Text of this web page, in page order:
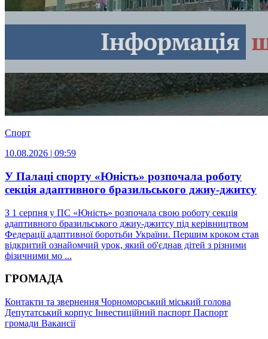
Спорт
10.08.2026 | 09:59
У Палаці спорту «Юність» розпочала роботу
секція адаптивного бразильського джиу-джитсу
З 1 серпня у ПС «Юність» розпочала свою роботу секція
адаптивного бразильського джиу-джитсу під керівництвом
Федерації адаптивної боротьби України. Першим кроком став
відкритий ознайомчий урок, який об'єднав дітей з різними
фізичними мо ...
ГРОМАДА
Контакти та звернення Чорноморський міський голова
Депутатський корпус Інвестиційний паспорт Паспорт
громади Вакансії